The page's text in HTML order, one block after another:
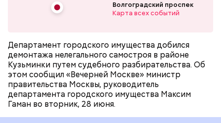
Волгоградский проспек
Карта всех событий
Департамент городского имущества добился
демонтажа нелегального самостроя в районе
Кузьминки путем судебного разбирательства. Об
этом сообщил «Вечерней Москве» министр
правительства Москвы, руководитель
департамента городского имущества Максим
Гаман во вторник, 28 июня.